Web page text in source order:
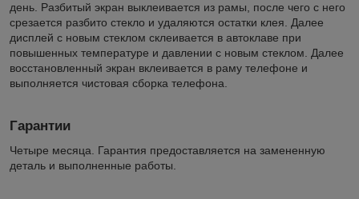
день. Разбитый экран выклеивается из рамы, после чего с него
срезается разбито стекло и удаляются остатки клея. Далее
дисплей с новым стеклом склеивается в автоклаве при
повышенных температуре и давлении с новым стеклом. Далее
восстановленный экран вклеивается в раму телефоне и
выполняется чистовая сборка телефона.
Гарантии
Четыре месяца. Гарантия предоставляется на замененную
деталь и выполненные работы.